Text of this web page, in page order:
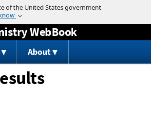
Jump to content
WebBook
About